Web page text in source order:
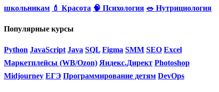
школьникам 💄 Красота 🧠 Психология 🥗 Нутрициология
Популярные курсы
Python JavaScript Java SQL Figma SMM SEO Excel
Маркетплейсы (WB/Ozon) Яндекс.Директ Photoshop
Midjourney ЕГЭ Программирование детям DevOps